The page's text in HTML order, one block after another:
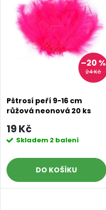
e
n
r
o
d
u
p
p
r
o
d
u
24 Kč
–20 %
Pštrosí peří 9-16 cm
růžová neonová 20 ks
19 Kč
Skladem 2 balení
DO KOŠÍKU